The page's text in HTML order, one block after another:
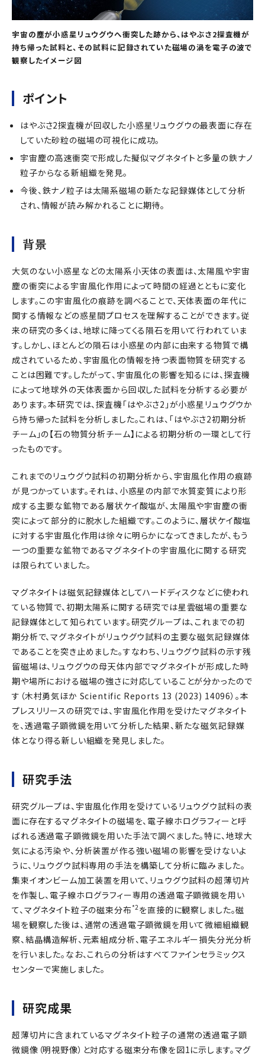
宇宙の塵が小惑星リュウグウへ衝突した跡から、はやぶさ2探査機が
持ち帰った試料と、その試料に記録されていた磁場の渦を電子の波で
観察したイメージ図
ポイント
はやぶさ2探査機が回収した小惑星リュウグウの最表面に存在
していた砂粒の磁場の可視化に成功。
宇宙塵の高速衝突で形成した擬似マグネタイトと多量の鉄ナノ
粒子からなる新組織を発見。
今後、鉄ナノ粒子は太陽系磁場の新たな記録媒体として分析
され、情報が読み解かれることに期待。
背景
大気のない小惑星などの太陽系小天体の表面は、太陽風や宇宙
塵の衝突による宇宙風化作用によって時間の経過とともに変化
します。この宇宙風化の痕跡を調べることで、天体表面の年代に
関する情報などの惑星間プロセスを理解することができます。従
来の研究の多くは、地球に降ってくる隕石を用いて行われていま
す。しかし、ほとんどの隕石は小惑星の内部に由来する物質で構
成されているため、宇宙風化の情報を持つ表面物質を研究する
ことは困難です。したがって、宇宙風化の影響を知るには、探査機
によって地球外の天体表面から回収した試料を分析する必要が
あります。本研究では、探査機「はやぶさ2」が小惑星リュウグウか
ら持ち帰った試料を分析しました。これは、「はやぶさ2初期分析
チーム」の【石の物質分析チーム】による初期分析の一環として行
ったものです。
これまでのリュウグウ試料の初期分析から、宇宙風化作用の痕跡
が見つかっています。それは、小惑星の内部で水質変質により形
成する主要な鉱物である層状ケイ酸塩が、太陽風や宇宙塵の衝
突によって部分的に脱水した組織です。このように、層状ケイ酸塩
に対する宇宙風化作用は徐々に明らかになってきましたが、もう
一つの重要な鉱物であるマグネタイトの宇宙風化に関する研究
は限られていました。
マグネタイトは磁気記録媒体としてハードディスクなどに使われ
ている物質で、初期太陽系に関する研究では星雲磁場の重要な
記録媒体として知られています。研究グループは、これまでの初
期分析で、マグネタイトがリュウグウ試料の主要な磁気記録媒体
であることを突き止めました。すなわち、リュウグウ試料の示す残
留磁場は、リュウグウの母天体内部でマグネタイトが形成した時
期や場所における磁場の強さに対応していることが分かったので
す（木村勇気ほか Scientific Reports 13 (2023) 14096）。本
プレスリリースの研究では、宇宙風化作用を受けたマグネタイト
を、透過電子顕微鏡を用いて分析した結果、新たな磁気記録媒
体となり得る新しい組織を発見しました。
研究手法
研究グループは、宇宙風化作用を受けているリュウグウ試料の表
面に存在するマグネタイトの磁場を、電子線ホログラフィーと呼
ばれる透過電子顕微鏡を用いた手法で調べました。特に、地球大
気による汚染や、分析装置が作る強い磁場の影響を受けないよ
うに、リュウグウ試料専用の手法を構築して分析に臨みました。
集束イオンビーム加工装置を用いて、リュウグウ試料の超薄切片
を作製し、電子線ホログラフィー専用の透過電子顕微鏡を用い
て、マグネタイト粒子の磁束分布*2を直接的に観察しました。磁
場を観察した後は、通常の透過電子顕微鏡を用いて微細組織観
察、結晶構造解析、元素組成分析、電子エネルギー損失分光分析
を行いました。なお、これらの分析はすべてファインセラミックス
センターで実施しました。
研究成果
超薄切片に含まれているマグネタイト粒子の通常の透過電子顕
微鏡像（明視野像）と対応する磁束分布像を図1に示します。マグ